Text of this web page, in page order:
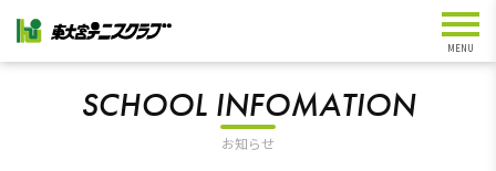
SCHOOL INFOMATION
お知らせ